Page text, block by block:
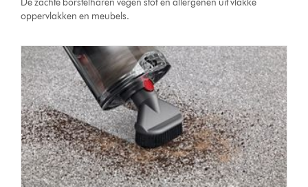
De zachte borstelharen vegen stof en allergenen uit vlakke
oppervlakken en meubels.